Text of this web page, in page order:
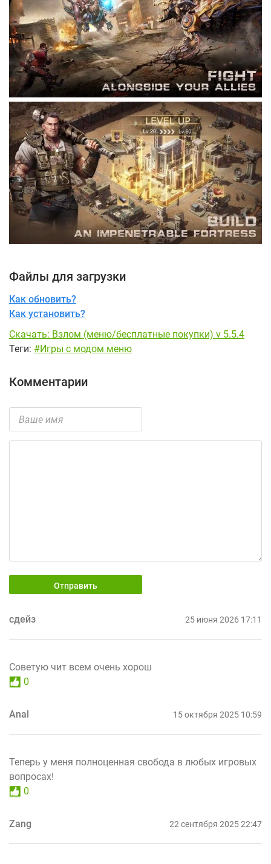
Файлы для загрузки
Как обновить?
Как установить?
Скачать: Взлом (меню/бесплатные покупки) v 5.5.4
Теги: #Игры с модом меню
Комментарии
Отправить
сдейз 25 июня 2026 17:11
Советую чит всем очень хорош
0
Anal 15 октября 2025 10:59
Теперь у меня полноценная свобода в любых игровых
вопросах!
0
Zang 22 сентября 2025 22:47